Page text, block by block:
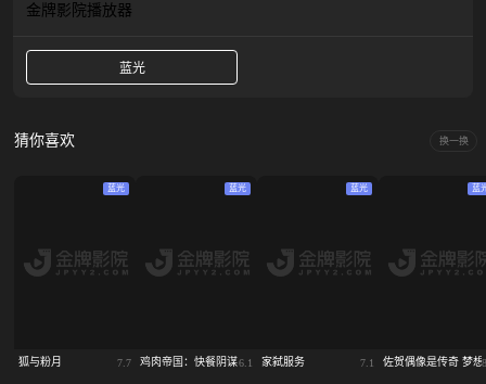
金牌影院播放器
蓝光
猜你喜欢 换一换
蓝光
狐与粉月 7.7
蓝光
鸡肉帝国：快餐阴谋6.1
蓝光
家弑服务 7.1
蓝
佐贺偶像是传奇 梦